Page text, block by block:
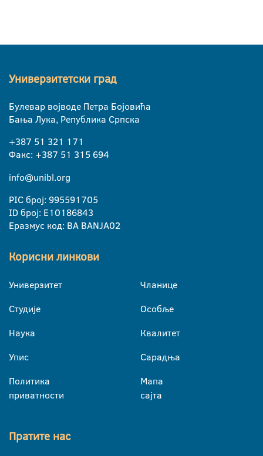
Универзитетски град
Булевар војводе Петра Бојовића
Бања Лука, Република Српска
+387 51 321 171
Факс: +387 51 315 694
info@unibl.org
PIC број: 995591705
ID број: E10186843
Еразмус код: BA BANJA02
Корисни линкови
Универзитет
Студије
Наука
Упис
Политика
приватности
Чланице
Особље
Квалитет
Сарадња
Мапа
сајта
Пратите нас